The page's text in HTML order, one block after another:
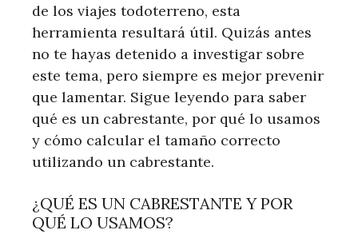
de los viajes todoterreno, esta
herramienta resultará útil. Quizás antes
no te hayas detenido a investigar sobre
este tema, pero siempre es mejor prevenir
que lamentar. Sigue leyendo para saber
qué es un cabrestante, por qué lo usamos
y cómo calcular el tamaño correcto
utilizando un cabrestante.
¿QUÉ ES UN CABRESTANTE Y POR
QUÉ LO USAMOS?